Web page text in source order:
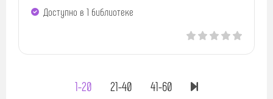
Доступно в 1 библиотекe
1-20 21-40 41-60